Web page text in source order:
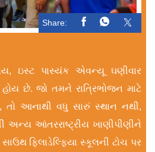
Share:
ઇસ્ટ પાસ્યંક એવન્યૂ ઘણીવાર
છે. જો તમને રાત્રિભોજન માટે
તો આનાથી વધુ સારું સ્થાન નથી,
અન્ય આંતરરાષ્ટ્રીય ખાણીપીણીને
ફિલાડેલ્ફિયા સ્કૂલની ટોચ પર